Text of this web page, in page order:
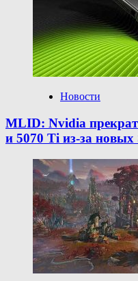
Новости
MLID: Nvidia
и 5070 Ti из-за новых